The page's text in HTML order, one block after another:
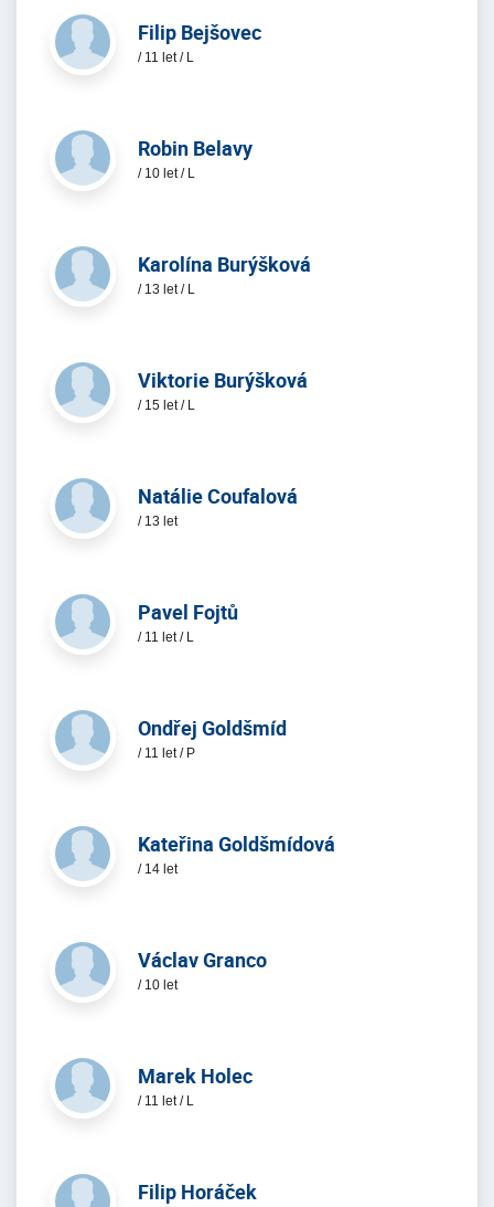
Filip Bejšovec
/ 11 let / L
Robin Belavy
/ 10 let / L
Karolína Burýšková
/ 13 let / L
Viktorie Burýšková
/ 15 let / L
Natálie Coufalová
/ 13 let
Pavel Fojtů
/ 11 let / L
Ondřej Goldšmíd
/ 11 let / P
Kateřina Goldšmídová
/ 14 let
Václav Granco
/ 10 let
Marek Holec
/ 11 let / L
Filip Horáček